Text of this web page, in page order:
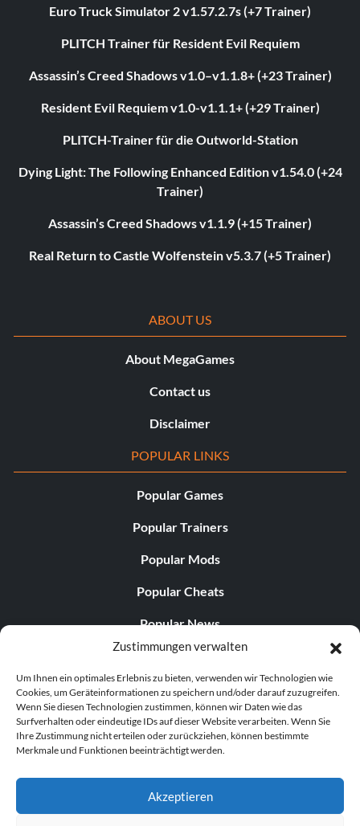
Zustimmungen verwalten
Um Ihnen ein optimales Erlebnis zu bieten, verwenden wir Technologien wie
Cookies, um Geräteinformationen zu speichern und/oder darauf zuzugreifen.
Wenn Sie diesen Technologien zustimmen, können wir Daten wie das
Surfverhalten oder eindeutige IDs auf dieser Website verarbeiten. Wenn Sie
Ihre Zustimmung nicht erteilen oder zurückziehen, können bestimmte
Merkmale und Funktionen beeinträchtigt werden.
Akzeptieren
Euro Truck Simulator 2 v1.57.2.7s (+7 Trainer)
PLITCH Trainer für Resident Evil Requiem
Assassin’s Creed Shadows v1.0–v1.1.8+ (+23 Trainer)
Resident Evil Requiem v1.0-v1.1.1+ (+29 Trainer)
PLITCH-Trainer für die Outworld-Station
Dying Light: The Following Enhanced Edition v1.54.0 (+24
Trainer)
Assassin’s Creed Shadows v1.1.9 (+15 Trainer)
Real Return to Castle Wolfenstein v5.3.7 (+5 Trainer)
ABOUT US
About MegaGames
Contact us
Disclaimer
POPULAR LINKS
Popular Games
Popular Trainers
Popular Mods
Popular Cheats
Popular News
Popular Editorials
Popular Free Games
LATEST UPDATES